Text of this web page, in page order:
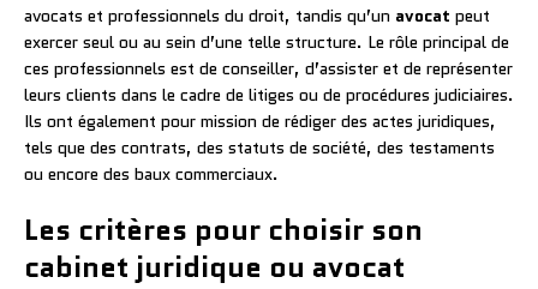
avocats et professionnels du droit, tandis qu’un avocat peut
exercer seul ou au sein d’une telle structure. Le rôle principal de
ces professionnels est de conseiller, d’assister et de représenter
leurs clients dans le cadre de litiges ou de procédures judiciaires.
Ils ont également pour mission de rédiger des actes juridiques,
tels que des contrats, des statuts de société, des testaments
ou encore des baux commerciaux.
Les critères pour choisir son
cabinet juridique ou avocat